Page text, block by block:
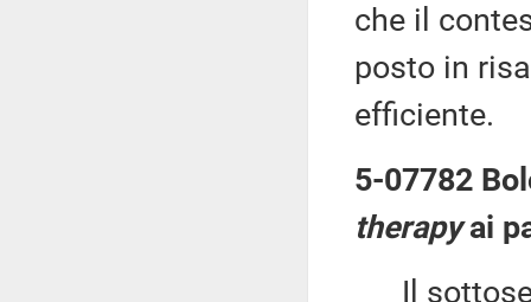
che il
posto in
efficiente.
5-07782
therapyai
Il